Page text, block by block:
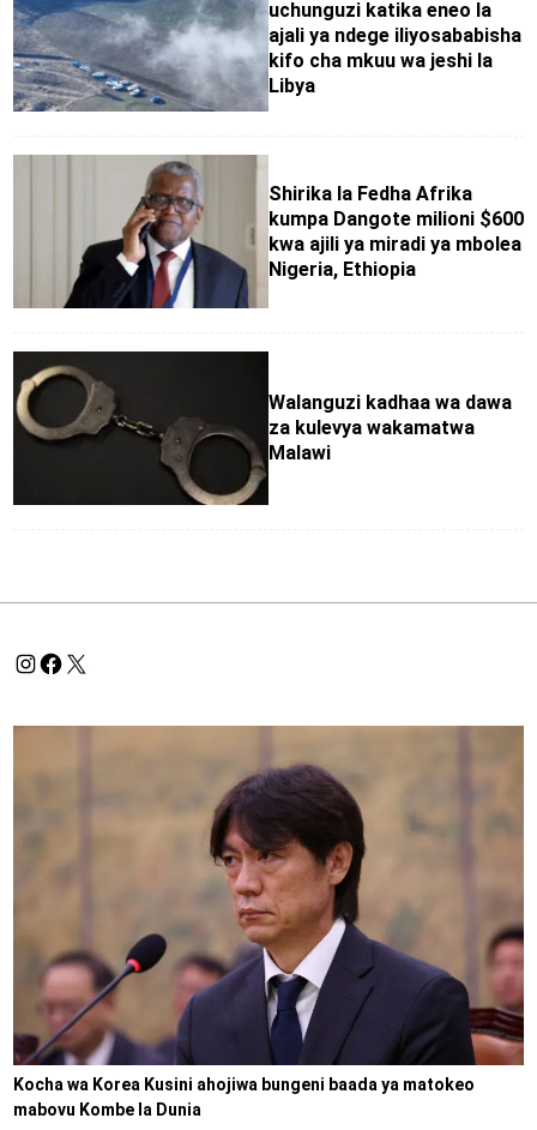
uchunguzi katika eneo la
ajali ya ndege iliyosababisha
kifo cha mkuu wa jeshi la
Libya
Shirika la Fedha Afrika
kumpa Dangote milioni $600
kwa ajili ya miradi ya mbolea
Nigeria, Ethiopia
Walanguzi kadhaa wa dawa
za kulevya wakamatwa
Malawi
Kocha wa Korea Kusini ahojiwa bungeni baada ya matokeo
mabovu Kombe la Dunia